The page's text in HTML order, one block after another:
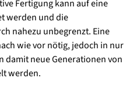
Fertigung kann auf eine
werden und die
nahezu unbegrenzt. Eine
wie vor nötig, jedoch in nur
damit neue Generationen von
werden.